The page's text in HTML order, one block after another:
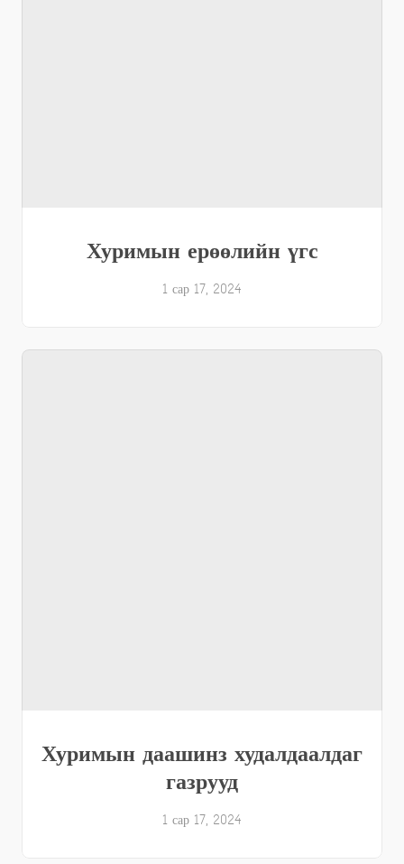
Хуримын ерөөлийн үгс
1 сар 17, 2024
Хуримын даашинз худалдаалдаг
газрууд
1 сар 17, 2024